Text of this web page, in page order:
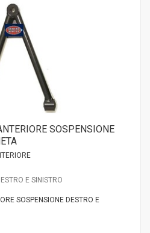
SOSPENSIONE
E SINISTRO
SOSPENSIONE DESTRO E